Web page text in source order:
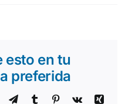
esto en tu
preferida
WhatsApp
TelegramTumblr Pinterest
Vk
Xing